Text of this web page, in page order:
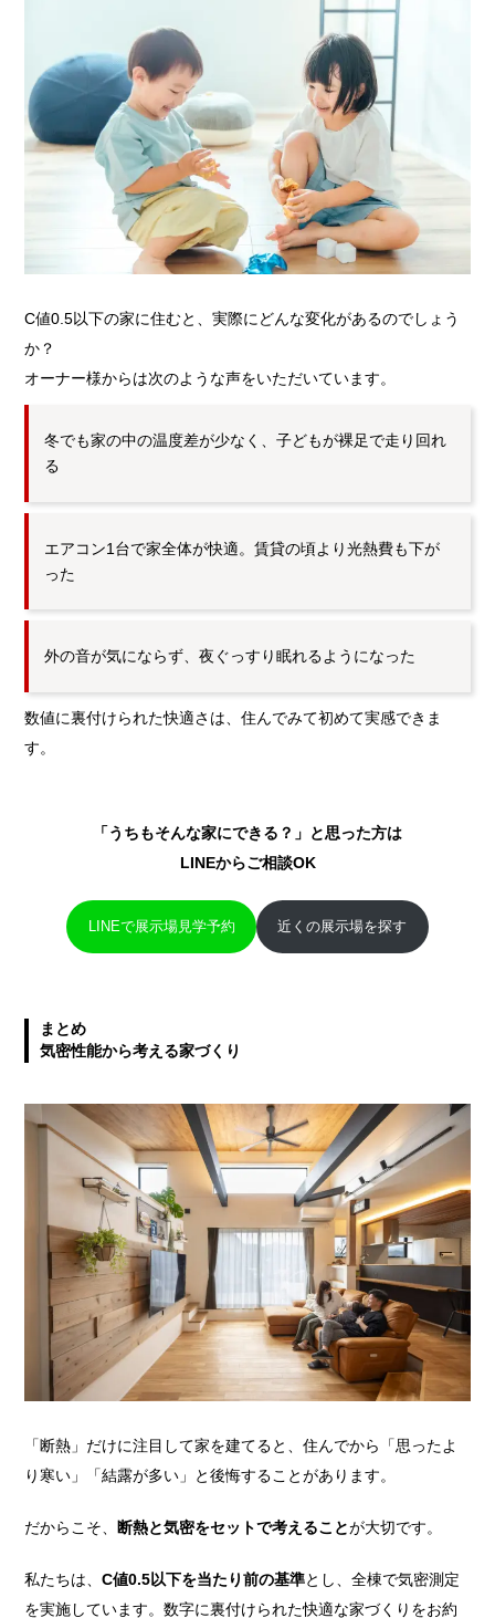
C値0.5以下の家に住むと、実際にどんな変化があるのでしょう
か？
オーナー様からは次のような声をいただいています。
冬でも家の中の温度差が少なく、子どもが裸足で走り回れ
る
エアコン1台で家全体が快適。賃貸の頃より光熱費も下が
った
外の音が気にならず、夜ぐっすり眠れるようになった
数値に裏付けられた快適さは、住んでみて初めて実感できま
す。
「うちもそんな家にできる？」と思った方は
LINEからご相談OK
LINEで展示場見学予約 近くの展示場を探す
まとめ
気密性能から考える家づくり
「断熱」だけに注目して家を建てると、住んでから「思ったよ
り寒い」「結露が多い」と後悔することがあります。
だからこそ、 断熱と気密をセットで考えることが大切です。
私たちは、C値0.5以下を当たり前の基準とし、全棟で気密測定
を実施しています。数字に裏付けられた快適な家づくりをお約